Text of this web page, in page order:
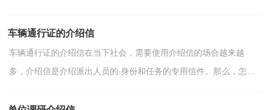
车辆通行证的介绍信
车辆通行证的介绍信在当下社会，需要使用介绍信的场合越来越
多，介绍信是介绍派出人员的.身份和任务的专用信件。那么，怎么